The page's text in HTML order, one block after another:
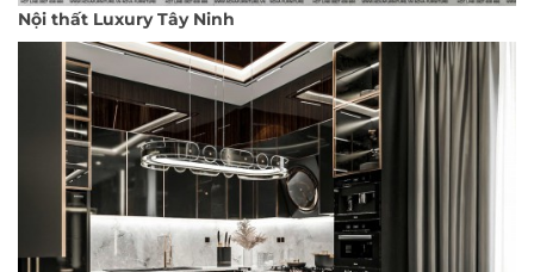
Nội thất Luxury Tây Ninh